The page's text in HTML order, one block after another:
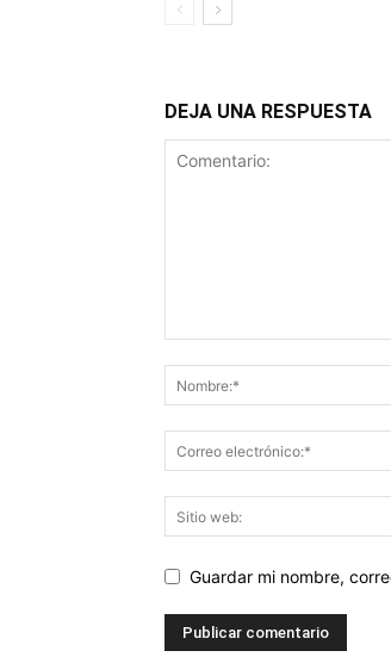
DEJA UNA RESPUESTA
Guardar mi nombre,